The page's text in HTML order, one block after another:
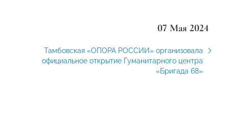
07 Мая 2024
Тамбовская «ОПОРА РОССИИ» организовала
официальное открытие Гуманитарного центра
«Бригада 68»